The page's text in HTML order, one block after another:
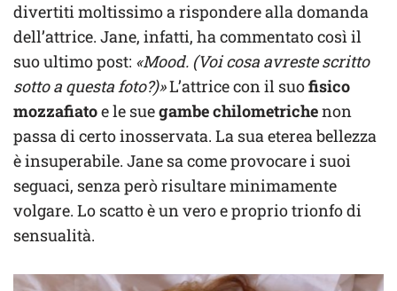
divertiti moltissimo a rispondere alla domanda
dell’attrice. Jane, infatti, ha commentato così il
suo ultimo post: «Mood. (Voi cosa avreste scritto
sotto a questa foto?)»L’attrice con il suofisico
mozzafiatoe le suegambe chilometrichenon
passa di certo inosservata. La sua eterea bellezza
è insuperabile. Jane sa come provocare i suoi
seguaci, senza però risultare minimamente
volgare. Lo scatto è un vero e proprio trionfo di
sensualità.